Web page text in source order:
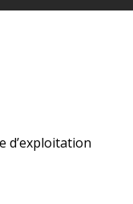
d’exploitation